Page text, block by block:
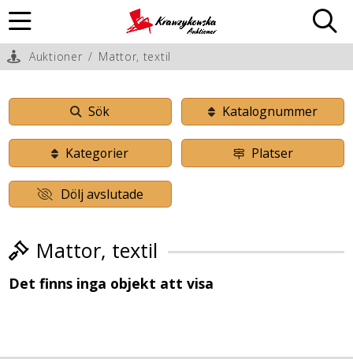
Auktioner / Mattor, textil
Sök Katalognummer
Kategorier Platser
Dölj avslutade
Mattor, textil
Det finns inga objekt att visa